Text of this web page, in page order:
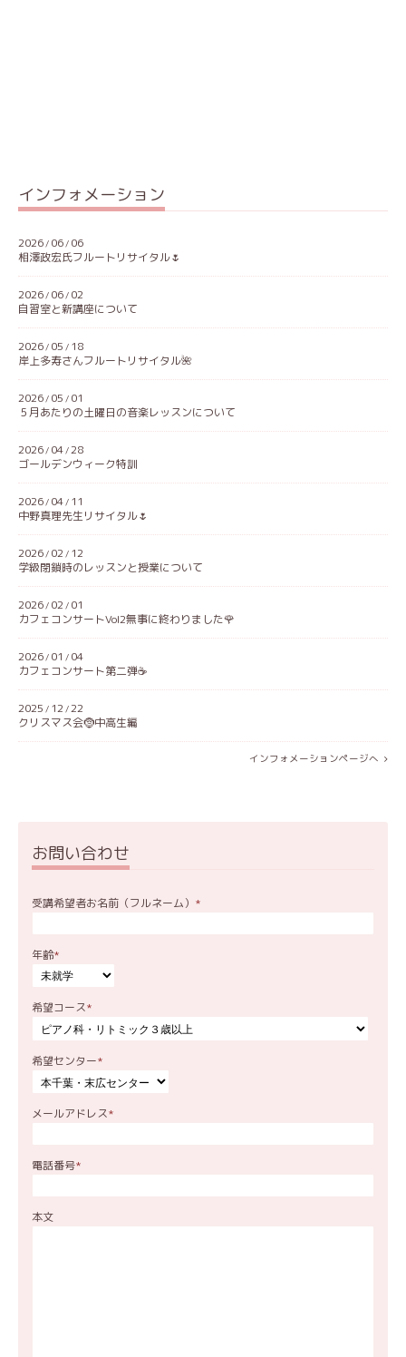
インフォメーション
2026/ 06/ 06
相澤政宏氏フルートリサイタル🌷
2026/ 06/ 02
自習室と新講座について
2026/ 05 / 18
岸上多寿さんフルートリサイタル🌺
2026/ 05 / 01
５月あたりの土曜日の音楽レッスンについて
2026/ 04/28
ゴールデンウィーク特訓
2026/ 04/ 11
中野真理先生リサイタル🌷
2026/ 02 / 12
学級閉鎖時のレッスンと授業について
2026/ 02 / 01
カフェコンサートVol2無事に終わりました🌹
2026/ 01 / 04
カフェコンサート第二弾☕️
2025 / 12 /22
クリスマス会🤶中高生編
インフォメーションページへ
お問い合わせ
受講希望者お名前（フルネーム） *
年齢*
希望コース*
希望センター*
メールアドレス*
電話番号*
本文